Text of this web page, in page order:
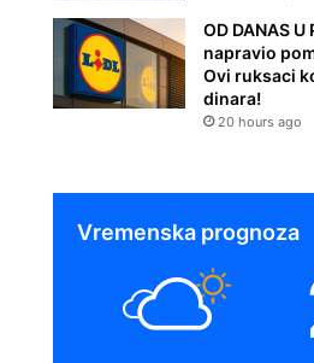
OD DANAS U
napravio
Ovi ruksaci
dinara!
20 hours ago
Vremenska prognoza